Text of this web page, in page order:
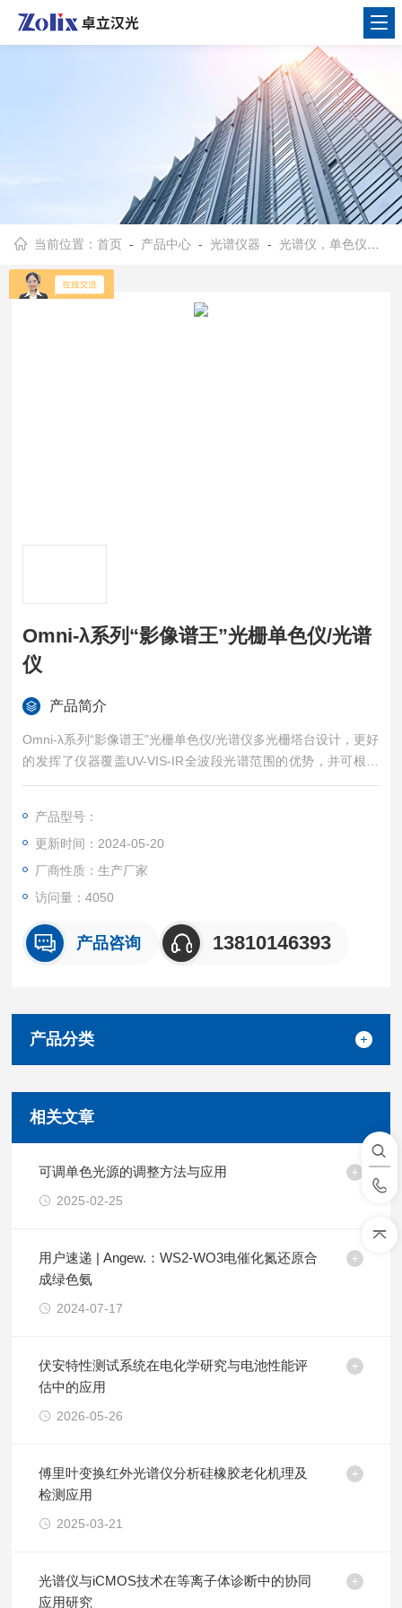
当前位置：首页 - 产品中心 -光谱仪器 -光谱仪，单色仪，摄谱仪
Omni-λ系列“影像谱王”光栅单色仪/光谱
仪
产品简介
Omni-λ系列“影像谱王"光栅单色仪/光谱仪多光栅塔台设计，更好
的发挥了仪器覆盖UV-VIS-IR全波段光谱范围的优势，并可根据
需要更加灵活的选择光谱范围和分辨率；
产品型号：
更新时间：2024-05-20
厂商性质：生产厂家
访问量：4050
产品咨询 13810146393
产品分类
相关文章
可调单色光源的调整方法与应用
2025-02-25
用户速递 | Angew.：WS2-WO3电催化氮还原合
成绿色氨
2024-07-17
伏安特性测试系统在电化学研究与电池性能评
估中的应用
2026-05-26
傅里叶变换红外光谱仪分析硅橡胶老化机理及
检测应用
2025-03-21
光谱仪与iCMOS技术在等离子体诊断中的协同
应用研究